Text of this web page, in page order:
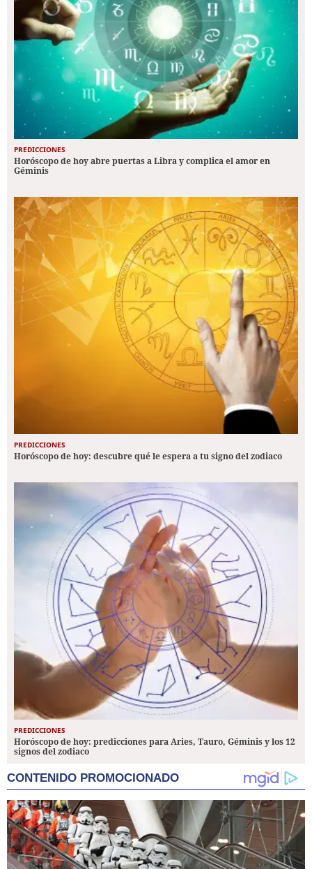
PREDICCIONES
Horóscopo de hoy abre puertas a Libra y complica el amor en
Géminis
PREDICCIONES
Horóscopo de hoy: descubre qué le espera a tu signo del zodiaco
PREDICCIONES
Horóscopo de hoy: predicciones para Aries, Tauro, Géminis y los 12
signos del zodiaco
CONTENIDO PROMOCIONADO